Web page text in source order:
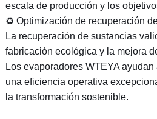
escala de producción y los
♻ Optimización de recuperación
La recuperación de sustancias
fabricación ecológica y la mejora
Los evaporadores WTEYA
una eficiencia operativa
la transformación sostenible.